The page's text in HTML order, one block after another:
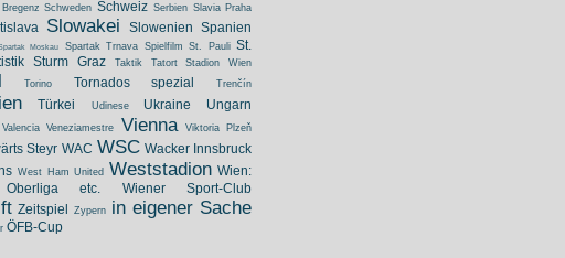
Schweden Schweiz Serbien Slavia Praha
Slowakei Slowenien Spanien
Moskau Spartak Trnava Spielfilm St. Pauli St.
Sturm Graz Taktik Tatort Stadion Wien
Torino Tornados spezial Trenčín
Türkei Udinese Ukraine
Ungarn
Valencia Veneziamestre Vienna
Viktoria Plzeň
Steyr WAC WSC Wacker Innsbruck
West Ham United Weststadion Wien:
Oberliga etc.
Wiener Sport-Club
Zeitspiel Zypern in eigener Sache
ÖFB-Cup